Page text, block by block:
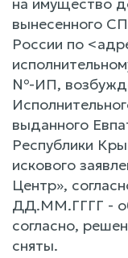
вынесенного
России по
№-ИП,
выданного
Республики
искового
Центр»,
ДД.ММ.ГГГГ -
согласно,
сняты.